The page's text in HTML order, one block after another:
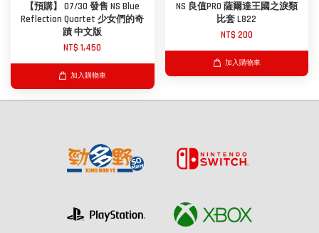
【預購】 07/30 發售 NS Blue
Reflection Quartet 少女們的奇
蹟 中文版
NT$ 1,450
加入購物車
NS 良值PRO 薩爾達王國之淚類
比套 L822
NT$ 200
加入購物車